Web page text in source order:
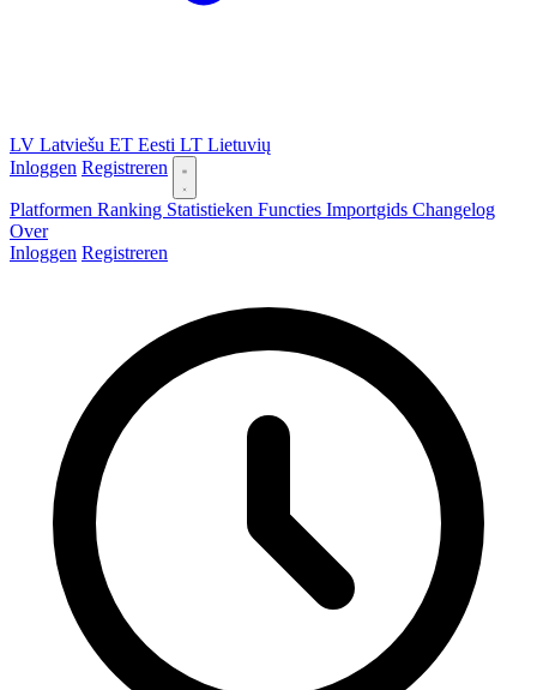
LV Latviešu ET Eesti LT Lietuvių
Inloggen Registreren
Platformen Ranking Statistieken Functies Importgids Changelog
Over
Inloggen Registreren